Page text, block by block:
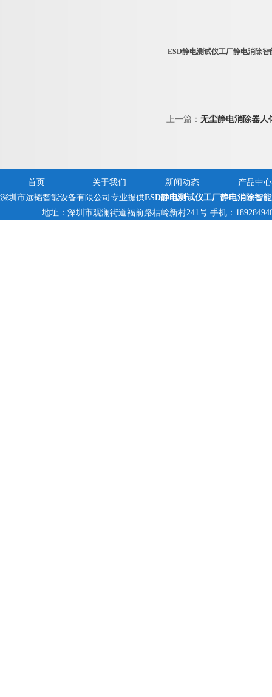
ESD静电测试仪工厂静电消除智
上一篇： 无尘静电消除器人
首页 关于我们 新闻动态
产品中心
深圳市远韬智能设备有限公司专业提供ESD静电测试仪工厂静电消除智
地址：深圳市观澜街道福前路桔岭新村241号 手机：